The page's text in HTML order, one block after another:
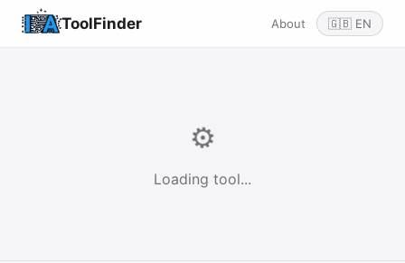
ToolFinder About 🇬🇧 EN
⚙️
Loading tool...